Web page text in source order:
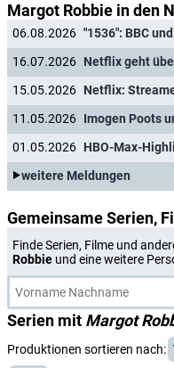
Margot Robbie in den
06.08.2026
16.07.2026
15.05.2026
11.05.2026
01.05.2026
weitere Meldungen
Gemeinsame Serien,
Finde Serien, Filme und
Robbie und eine weitere
Serien mit Margot
Produktionen sortieren nach: